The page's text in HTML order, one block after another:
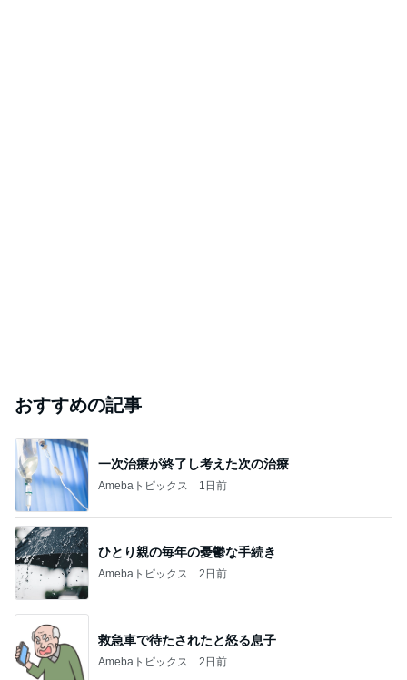
おすすめの記事
一次治療が終了し考えた次の治療
Amebaトピックス 1日前
ひとり親の毎年の憂鬱な手続き
Amebaトピックス 2日前
救急車で待たされたと怒る息子
Amebaトピックス 2日前